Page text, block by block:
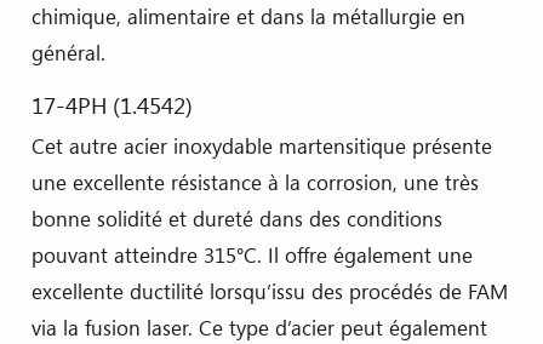
chimique, alimentaire et dans la métallurgie en
général.
17-4PH (1.4542)
Cet autre acier inoxydable martensitique présente
une excellente résistance à la corrosion, une très
bonne solidité et dureté dans des conditions
pouvant atteindre 315°C. Il offre également une
excellente ductilité lorsqu’issu des procédés de FAM
via la fusion laser. Ce type d’acier peut également